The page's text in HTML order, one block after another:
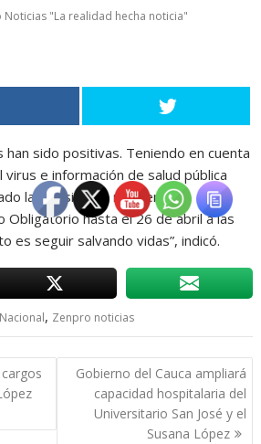
Noticias "La realidad hecha noticia"
han sido positivas. Teniendo en cuenta
e información de salud pública
la decisión de mantener el
Obligatorio hasta el 26 de abril a las
es seguir salvando vidas”, indicó.
Nacional, Zenpro noticias
Gobierno del Cauca ampliará
capacidad hospitalaria del
Universitario San José y el
Susana López